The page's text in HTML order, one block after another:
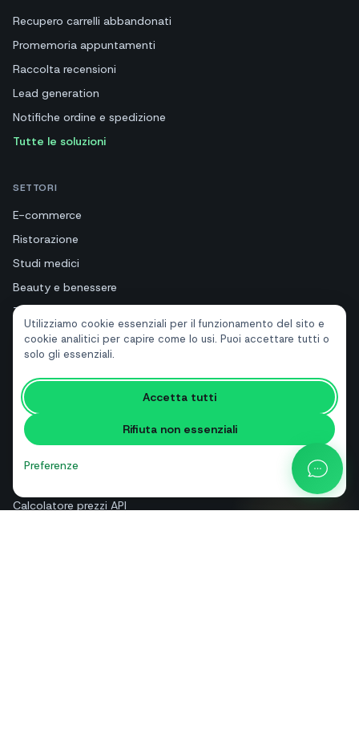
Utilizziamo cookie essenziali per il funzionamento del sito e
cookie analitici per capire come lo usi. Puoi accettare tutti o
solo gli essenziali.
Accetta tutti
Rifiuta non essenziali
Preferenze
Recupero carrelli abbandonati
Promemoria appuntamenti
Raccolta recensioni
Lead generation
Notifiche ordine e spedizione
Tutte le soluzioni
SETTORI
E-commerce
Ristorazione
Studi medici
Beauty e benessere
Turismo e hotel
Immobiliari
RISORSE
Strumenti gratuiti
Glossario
Calcolatore prezzi API